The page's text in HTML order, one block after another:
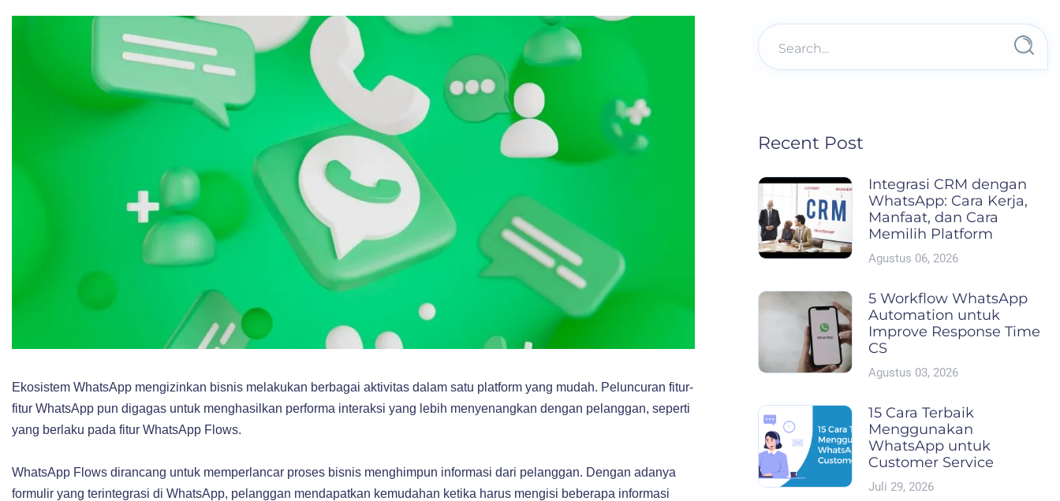
Ekosistem WhatsApp mengizinkan bisnis melakukan berbagai aktivitas dalam satu platform yang mudah. Peluncuran fitur-
fitur WhatsApp pun digagas untuk menghasilkan performa interaksi yang lebih menyenangkan dengan pelanggan, seperti
yang berlaku pada fitur WhatsApp Flows.
WhatsApp Flows dirancang untuk memperlancar proses bisnis menghimpun informasi dari pelanggan. Dengan adanya
formulir yang terintegrasi di WhatsApp, pelanggan mendapatkan kemudahan ketika harus mengisi beberapa informasi
Recent Post
Integrasi CRM dengan
WhatsApp: Cara Kerja,
Manfaat, dan Cara
Memilih Platform
Agustus 06, 2026
5 Workflow WhatsApp
Automation untuk
Improve Response Time
CS
Agustus 03, 2026
15 Cara Terbaik
Menggunakan
WhatsApp untuk
Customer Service
Juli 29, 2026